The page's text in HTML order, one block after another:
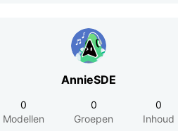
AnnieSDE
0
Modellen
0
Groepen
0
Inhoud